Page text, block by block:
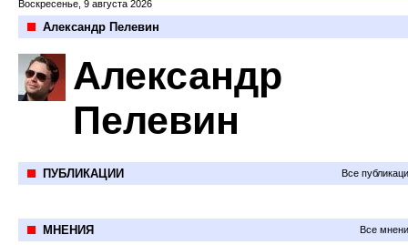
Воскресенье, 9 августа 2026
Александр Пелевин
Александр
Пелевин
ПУБЛИКАЦИИ Все
МНЕНИЯ Все